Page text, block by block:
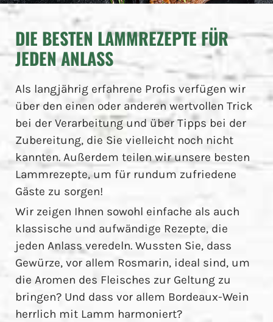
DIE BESTEN LAMMREZEPTE FÜR
JEDEN ANLASS
Als langjährig erfahrene Profis verfügen wir
über den einen oder anderen wertvollen Trick
bei der Verarbeitung und über Tipps bei der
Zubereitung, die Sie vielleicht noch nicht
kannten. Außerdem teilen wir unsere besten
Lammrezepte, um für rundum zufriedene
Gäste zu sorgen!
Wir zeigen Ihnen sowohl einfache als auch
klassische und aufwändige Rezepte, die
jeden Anlass veredeln. Wussten Sie, dass
Gewürze, vor allem Rosmarin, ideal sind, um
die Aromen des Fleisches zur Geltung zu
bringen? Und dass vor allem Bordeaux-Wein
herrlich mit Lamm harmoniert?